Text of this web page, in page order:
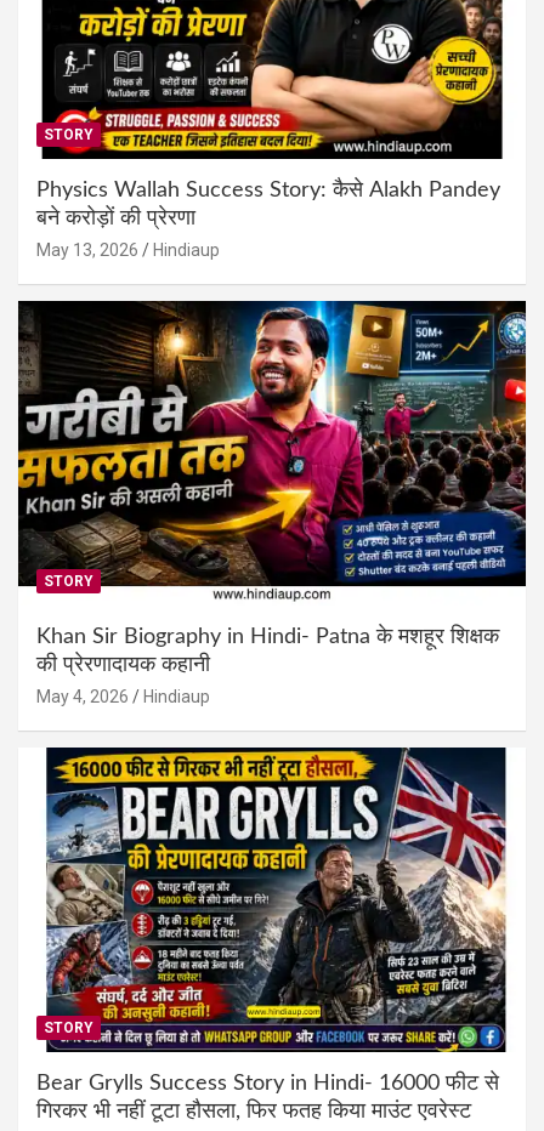
STORY
Physics Wallah Success Story: कैसे Alakh Pandey
बने करोड़ों की प्रेरणा
May 13, 2026 Hindiaup
STORY
Khan Sir Biography in Hindi- Patna के मशहूर शिक्षक
की प्रेरणादायक कहानी
May 4, 2026 Hindiaup
STORY
Bear Grylls Success Story in Hindi- 16000 फीट से
गिरकर भी नहीं टूटा हौसला, फिर फतह किया माउंट एवरेस्ट